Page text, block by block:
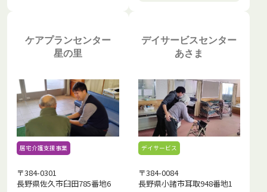
ケアプランセンター
星の里
居宅介護支援事業
〒384-0301
長野県佐久市臼田785番地6
デイサービスセンター
あさま
デイサービス
〒384-0084
長野県小諸市耳取948番地1